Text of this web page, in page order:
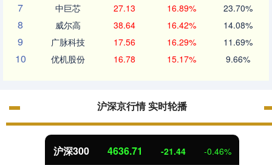
7 中巨芯 27.13 16.89% 23.70%
8 威尔高 38.64 16.42% 14.08%
9 广脉科技 17.56 16.29% 11.69%
10 优机股份 16.78 15.17% 9.66%
沪深京行情 实时轮播
沪深300 4636.71 -21.44 -0.46%